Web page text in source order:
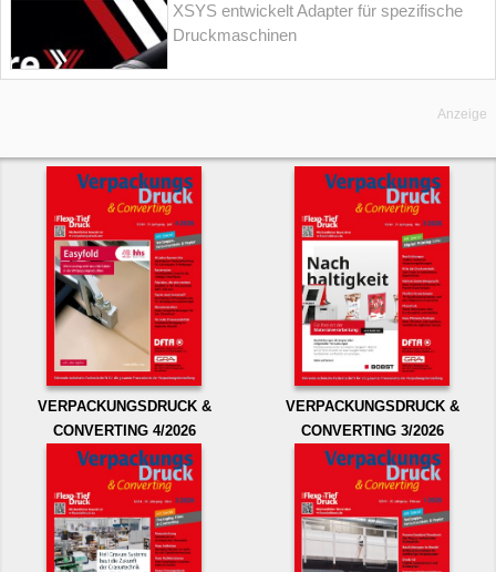
XSYS entwickelt Adapter für spezifische
Druckmaschinen
Anzeige
VERPACKUNGSDRUCK &
CONVERTING 4/2026
VERPACKUNGSDRUCK &
CONVERTING 3/2026